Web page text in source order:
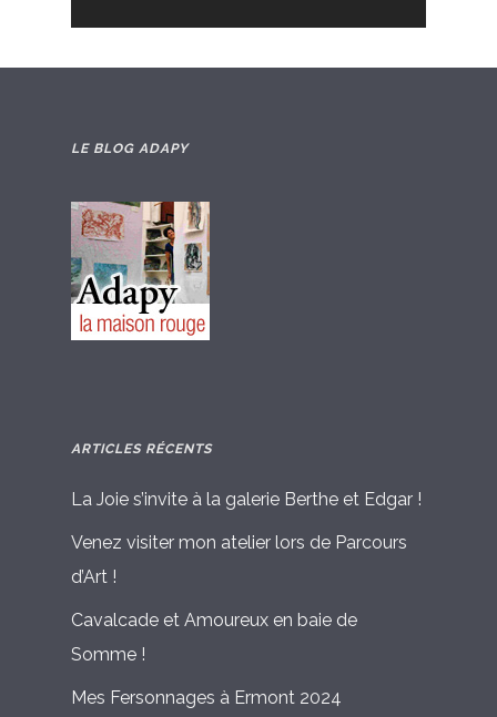
LE BLOG ADAPY
ARTICLES RÉCENTS
La Joie s’invite à la galerie Berthe et Edgar !
Venez visiter mon atelier lors de Parcours
d’Art !
Cavalcade et Amoureux en baie de
Somme !
Mes Fersonnages à Ermont 2024